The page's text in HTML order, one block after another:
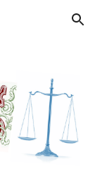
Skip to navigation